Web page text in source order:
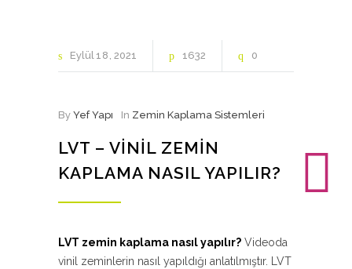
Eylül18 2021 1632 0
By Yef Yapı In Zemin Kaplama Sistemleri
LVT – VINIL ZEMIN
KAPLAMA NASIL YAPILIR?
LVT zemin kaplama nasıl yapılır? Videoda
vinil zeminlerin nasıl yapıldığı anlatılmıştır. LVT